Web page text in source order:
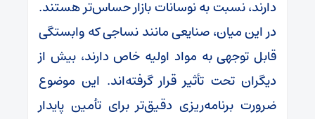
دارند، نسبت به نوسانات بازار حساس‌تر هستند.
در این میان، صنایعی مانند نساجی که وابستگی
قابل توجهی به مواد اولیه خاص دارند، بیش از
دیگران تحت تأثیر قرار گرفته‌اند. این موضوع
ضرورت برنامه‌ریزی دقیق‌تر برای تأمین پایدار